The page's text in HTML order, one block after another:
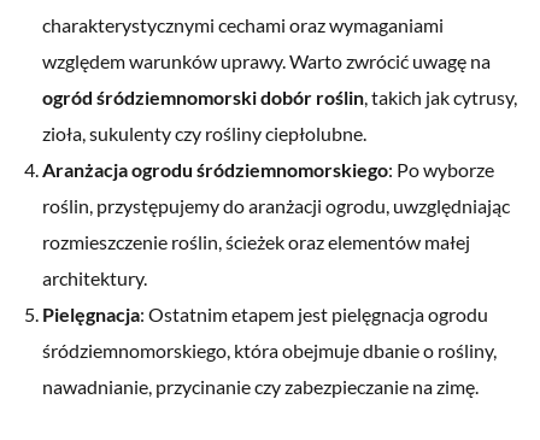
charakterystycznymi cechami oraz wymaganiami
względem warunków uprawy. Warto zwrócić uwagę na
ogród śródziemnomorski dobór roślin, takich jak cytrusy,
zioła, sukulenty czy rośliny ciepłolubne.
Aranżacja ogrodu śródziemnomorskiego: Po wyborze
roślin, przystępujemy do aranżacji ogrodu, uwzględniając
rozmieszczenie roślin, ścieżek oraz elementów małej
architektury.
Pielęgnacja: Ostatnim etapem jest pielęgnacja ogrodu
śródziemnomorskiego, która obejmuje dbanie o rośliny,
nawadnianie, przycinanie czy zabezpieczanie na zimę.